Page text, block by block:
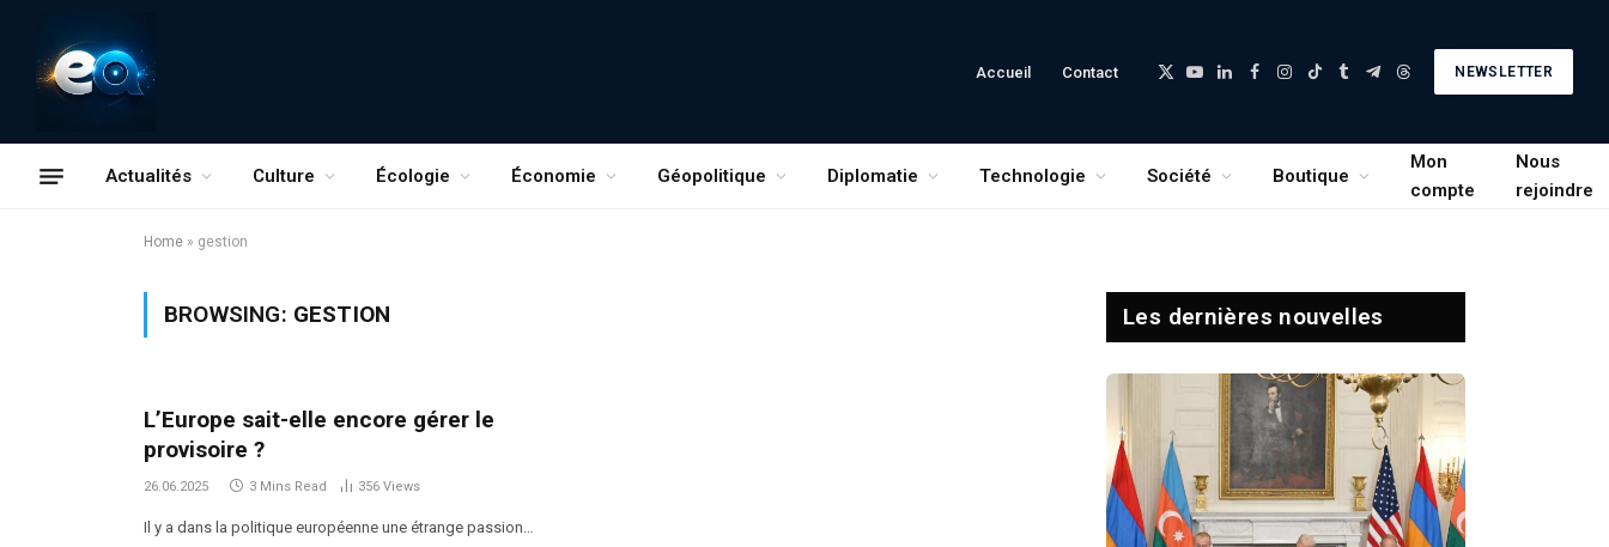
Accueil Contact
X
YouTube
LinkedInFacebook
Instagram
TikTokTumblrTelegramThreads
NEWSLETTER
Actualités Culture Écologie Économie Géopolitique Diplomatie Technologie Société Boutique
Mon
compte
Nous
rejoindre
Home » gestion
BROWSING: GESTION
L’Europe sait-elle encore gérer le
provisoire ?
26.06.2025 3 Mins Read 356 Views
Il y a dans la politique européenne une étrange passion…
Les dernières nouvelles